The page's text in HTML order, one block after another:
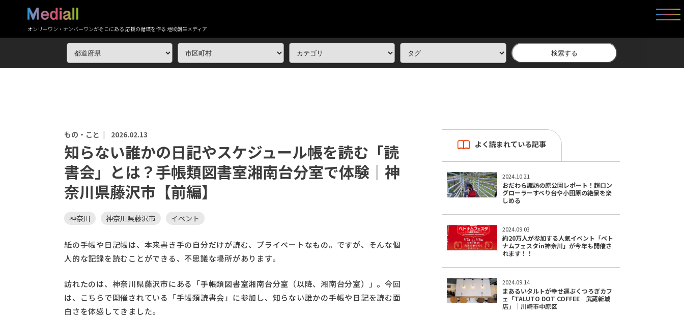
オンリーワン・ナンバーワンがそこにある 応援の循環を作る 地域創生メディア
検索する
もの・こと | 2026.02.13
知らない誰かの日記やスケジュール帳を読む「読
書会」とは？手帳類図書室湘南台分室で体験｜神
奈川県藤沢市【前編】
神奈川 神奈川県藤沢市 イベント
紙の手帳や日記帳は、本来書き手の自分だけが読む、プライベートなもの。ですが、そんな個
人的な記録を読むことができる、不思議な場所があります。
訪れたのは、神奈川県藤沢市にある「手帳類図書室湘南台分室（以降、湘南台分室）」。今回
は、こちらで開催されている「手帳類読書会」に参加し、知らない誰かの手帳や日記を読む面
白さを体感してきました。
よく読まれている記事
2024.10.21
おだわら諏訪の原公園レポート！超ロン
グローラーすべり台や小田原の絶景を楽
しめる
2024.09.03
約20万人が参加する人気イベント「ベト
ナムフェスタin神奈川」が今年も開催さ
れます！！
2024.09.14
まあるいタルトが幸せ運ぶくつろぎカフ
ェ「TALUTO DOT COFFEE 武蔵新城
店」｜川崎市中原区